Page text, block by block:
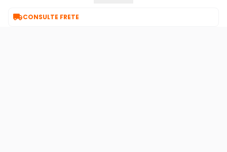
CONSULTE FRETE